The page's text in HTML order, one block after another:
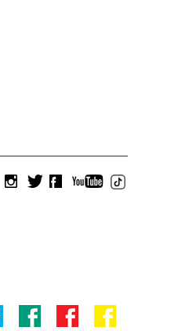
instagram
twitterfacebookyoutube
tiktok
facebookFacebookfacebook